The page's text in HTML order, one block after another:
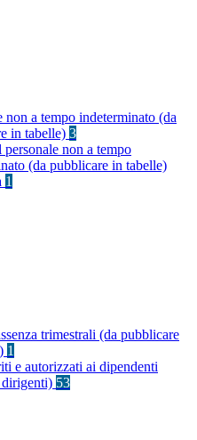
non a tempo indeterminato (da
in tabelle) 3
personale non a tempo
(da pubblicare in tabelle)
1
trimestrali (da pubblicare
1
e autorizzati ai dipendenti
53